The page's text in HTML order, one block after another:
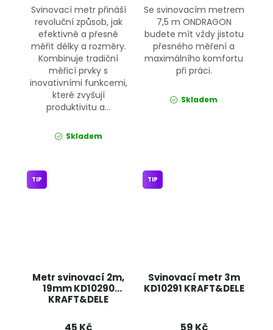
Svinovací metr přináší
revoluční způsob, jak
efektivně a přesně
měřit délky a rozměry.
Kombinuje tradiční
měřicí prvky s
inovativními funkcemi,
které zvyšují
produktivitu a...
Skladem
Se svinovacím metrem
7,5 m ONDRAGON
budete mít vždy jistotu
přesného měření a
maximálního komfortu
při práci.
Skladem
Metr svinovací 2m,
19mm KD10290
KRAFT&DELE
TIP
Svinovací metr 3m
KD10291 KRAFT&DELE
TIP